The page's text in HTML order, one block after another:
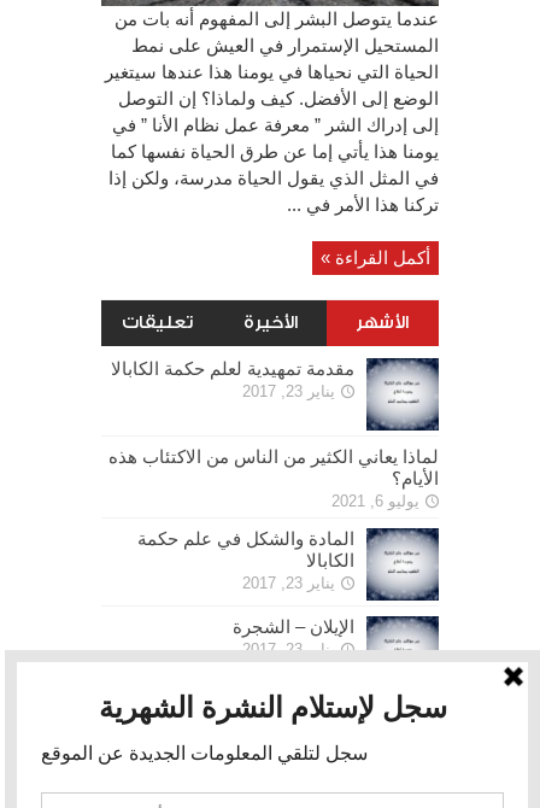
عندما يتوصل البشر إلى المفهوم أنه بات من
المستحيل الإستمرار في العيش على نمط
الحياة التي نحياها في يومنا هذا عندها سيتغير
الوضع إلى الأفضل. كيف ولماذا؟ إن التوصل
إلى إدراك الشر ” معرفة عمل نظام الأنا ” في
يومنا هذا يأتي إما عن طرق الحياة نفسها كما
في المثل الذي يقول الحياة مدرسة، ولكن إذا
تركنا هذا الأمر في ...
أكمل القراءة »
الأشهر الأخيرة تعليقات
مقدمة تمهيدية لعلم حكمة الكابالا
يناير 23, 2017
لماذا يعاني الكثير من الناس من الاكتئاب هذه
الأيام؟
يوليو 6, 2021
المادة والشكل في علم حكمة
الكابالا
يناير 23, 2017
الإيلان – الشجرة
يناير 23, 2017
الحرية